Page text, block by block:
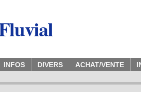
INFOS DIVERS ACHAT/VENTE